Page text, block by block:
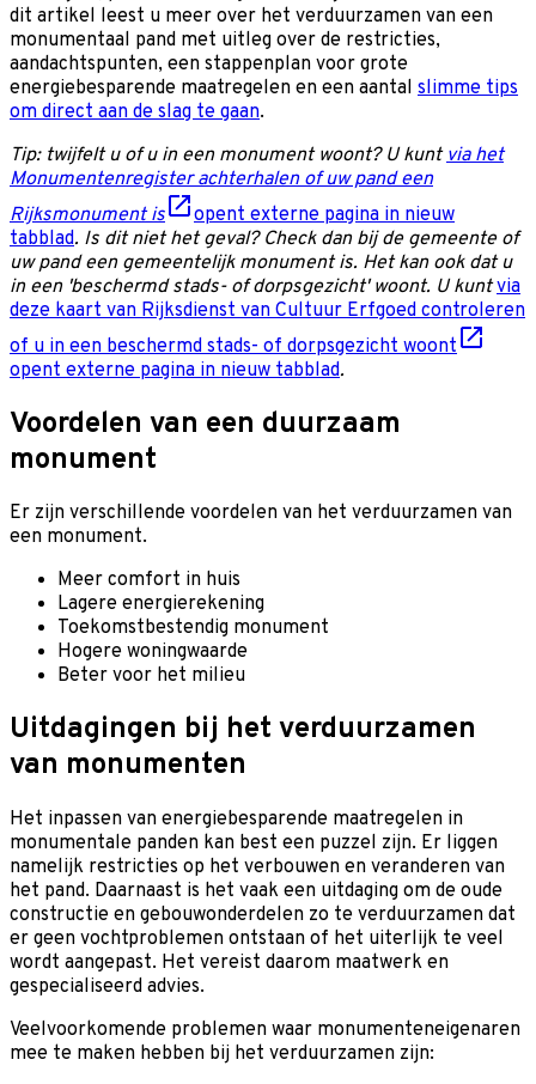
dit artikel leest u meer over het verduurzamen van een
monumentaal pand met uitleg over de restricties,
aandachtspunten, een stappenplan voor grote
energiebesparende maatregelen en een aantal slimme tips
om direct aan de slag te gaan.
Tip: twijfelt u of u in een monument woont? U kunt via het
Monumentenregister achterhalen of uw pand een
Rijksmonument is
opent externe pagina in nieuw
tabblad. Is dit niet het geval? Check dan bij de gemeente of
uw pand een gemeentelijk monument is. Het kan ook dat u
in een 'beschermd stads- of dorpsgezicht' woont. U kuntvia
deze kaart van Rijksdienst van Cultuur Erfgoed controleren
of u in een beschermd stads- of dorpsgezicht woont
opent externe pagina in nieuw tabblad.
Voordelen van een duurzaam
monument
Er zijn verschillende voordelen van het verduurzamen van
een monument.
Meer comfort in huis
Lagere energierekening
Toekomstbestendig monument
Hogere woningwaarde
Beter voor het milieu
Uitdagingen bij het verduurzamen
van monumenten
Het inpassen van energiebesparende maatregelen in
monumentale panden kan best een puzzel zijn. Er liggen
namelijk restricties op het verbouwen en veranderen van
het pand. Daarnaast is het vaak een uitdaging om de oude
constructie en gebouwonderdelen zo te verduurzamen dat
er geen vochtproblemen ontstaan of het uiterlijk te veel
wordt aangepast. Het vereist daarom maatwerk en
gespecialiseerd advies.
Veelvoorkomende problemen waar monumenteneigenaren
mee te maken hebben bij het verduurzamen zijn: